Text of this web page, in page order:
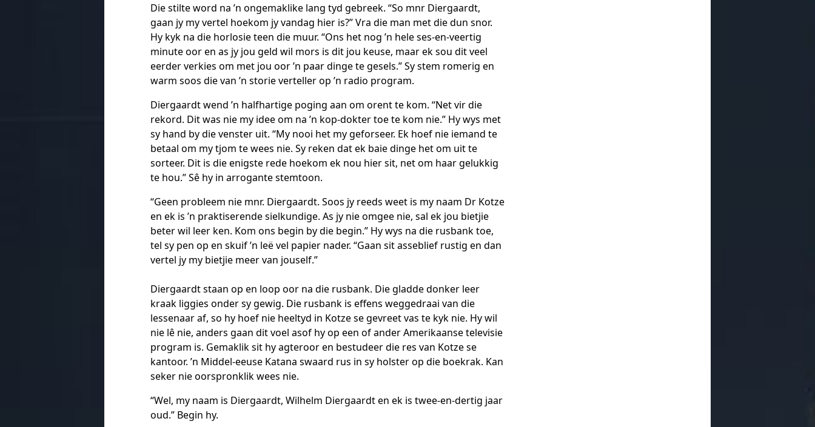
Die stilte word na ’n ongemaklike lang tyd gebreek. “So mnr Diergaardt,
gaan jy my vertel hoekom jy vandag hier is?” Vra die man met die dun snor.
Hy kyk na die horlosie teen die muur. “Ons het nog ’n hele ses-en-veertig
minute oor en as jy jou geld wil mors is dit jou keuse, maar ek sou dit veel
eerder verkies om met jou oor ’n paar dinge te gesels.” Sy stem romerig en
warm soos die van ’n storie verteller op ’n radio program.
Diergaardt wend ’n halfhartige poging aan om orent te kom. “Net vir die
rekord. Dit was nie my idee om na ’n kop-dokter toe te kom nie.” Hy wys met
sy hand by die venster uit. “My nooi het my geforseer. Ek hoef nie iemand te
betaal om my tjom te wees nie. Sy reken dat ek baie dinge het om uit te
sorteer. Dit is die enigste rede hoekom ek nou hier sit, net om haar gelukkig
te hou.” Sê hy in arrogante stemtoon.
“Geen probleem nie mnr. Diergaardt. Soos jy reeds weet is my naam Dr Kotze
en ek is ’n praktiserende sielkundige. As jy nie omgee nie, sal ek jou bietjie
beter wil leer ken. Kom ons begin by die begin.” Hy wys na die rusbank toe,
tel sy pen op en skuif ’n leë vel papier nader. “Gaan sit asseblief rustig en dan
vertel jy my bietjie meer van jouself.”
Diergaardt staan op en loop oor na die rusbank. Die gladde donker leer
kraak liggies onder sy gewig. Die rusbank is effens weggedraai van die
lessenaar af, so hy hoef nie heeltyd in Kotze se gevreet vas te kyk nie. Hy wil
nie lê nie, anders gaan dit voel asof hy op een of ander Amerikaanse televisie
program is. Gemaklik sit hy agteroor en bestudeer die res van Kotze se
kantoor. ’n Middel-eeuse Katana swaard rus in sy holster op die boekrak. Kan
seker nie oorspronklik wees nie.
“Wel, my naam is Diergaardt, Wilhelm Diergaardt en ek is twee-en-dertig jaar
oud.” Begin hy.